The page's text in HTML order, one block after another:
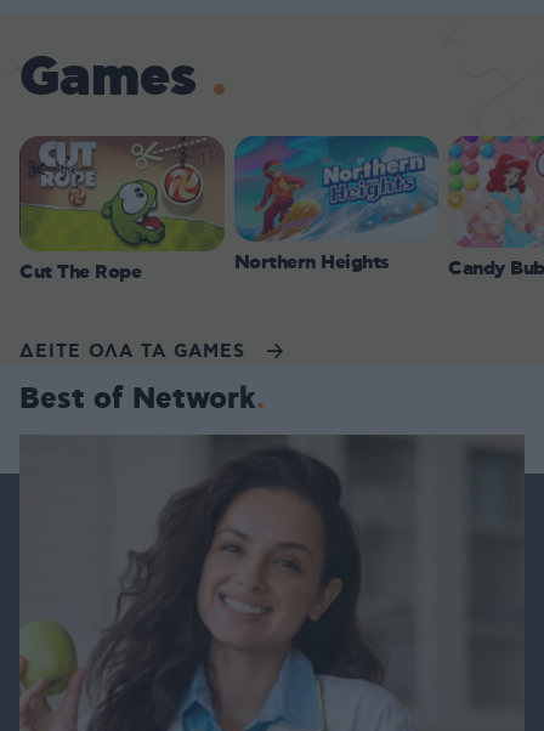
Games
Cut The Rope Northern Heights Candy
ΔΕΙΤΕ ΟΛΑ ΤΑ GAMES
Best of Network